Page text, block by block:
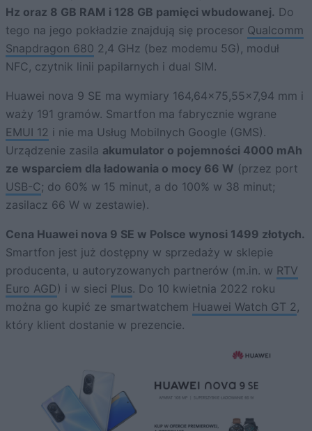
Hz oraz 8 GB RAM i 128 GB pamięci wbudowanej. Do
tego na jego pokładzie znajdują się procesor Qualcomm
Snapdragon 680 2,4 GHz (bez modemu 5G), moduł
NFC, czytnik linii papilarnych i dual SIM.
Huawei nova 9 SE ma wymiary 164,64×75,55×7,94 mm i
waży 191 gramów. Smartfon ma fabrycznie wgrane
EMUI 12 i nie ma Usług Mobilnych Google (GMS).
Urządzenie zasila akumulator o pojemności 4000 mAh
ze wsparciem dla ładowania o mocy 66 W (przez port
USB-C; do 60% w 15 minut, a do 100% w 38 minut;
zasilacz 66 W w zestawie).
Cena Huawei nova 9 SE w Polsce wynosi 1499 złotych.
Smartfon jest już dostępny w sprzedaży w sklepie
producenta, u autoryzowanych partnerów (m.in. w RTV
Euro AGD) i w sieci Plus. Do 10 kwietnia 2022 roku
można go kupić ze smartwatchem Huawei Watch GT 2 ,
który klient dostanie w prezencie.